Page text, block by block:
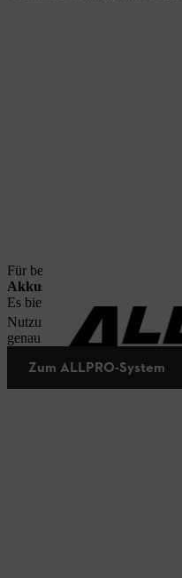
Für besonders
Akkusystem
die nächste
Es bietet bis zu 60 Prozent
Nutzungsdauer³.
So haben
genau die Power, die Sie
Zum ALLPRO-System